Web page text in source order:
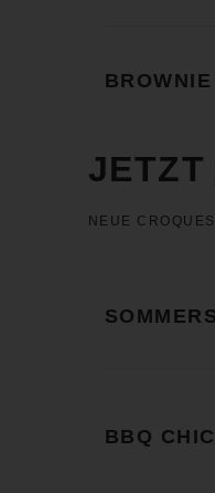
BROWNIE
JETZT
NEUE
BBQ